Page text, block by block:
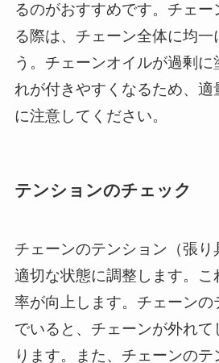
るのがおすすめです。チェ
る際は、チェーン全体に均一
う。チェーンオイルが過剰
れが付きやすくなるため、適
に注意してください。
テンションのチェック
チェーンのテンション（張り
適切な状態に調整します。こ
率が向上します。チェーンの
でいると、チェーンが外れて
ります。また、チェーンの